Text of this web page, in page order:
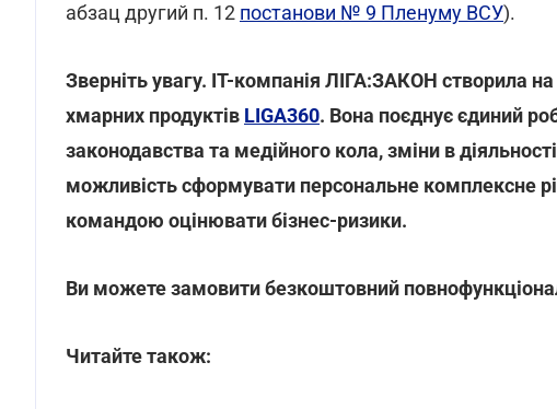
абзац другий п. 12 постанови № 9 Пленуму ВСУ).
Зверніть увагу. IT-компанія ЛІГА:ЗАКОН створила
хмарних продуктів LIGA360. Вона поєднує єдиний
законодавства та медійного кола, зміни в
можливість сформувати персональне комплексне
командою оцінювати бізнес-ризики.
Ви можете замовити безкоштовний
Читайте також: